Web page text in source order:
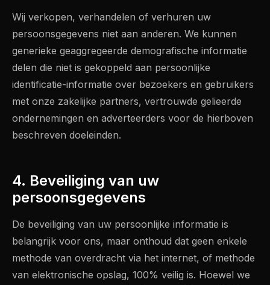
Wij verkopen, verhandelen of verhuren uw
persoonsgegevens niet aan anderen. We kunnen
generieke geaggregeerde demografische informatie
delen die niet is gekoppeld aan persoonlijke
identificatie-informatie over bezoekers en gebruikers
met onze zakelijke partners, vertrouwde gelieerde
ondernemingen en adverteerders voor de hierboven
beschreven doeleinden.
4. Beveiliging van uw
persoonsgegevens
De beveiliging van uw persoonlijke informatie is
belangrijk voor ons, maar onthoud dat geen enkele
methode van overdracht via het internet, of methode
van elektronische opslag, 100% veilig is. Hoewel we